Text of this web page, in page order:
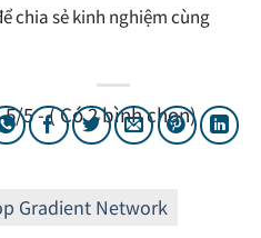
chia sẻ kinh nghiệm cùng
5 - ( Có 2 bình chọn)